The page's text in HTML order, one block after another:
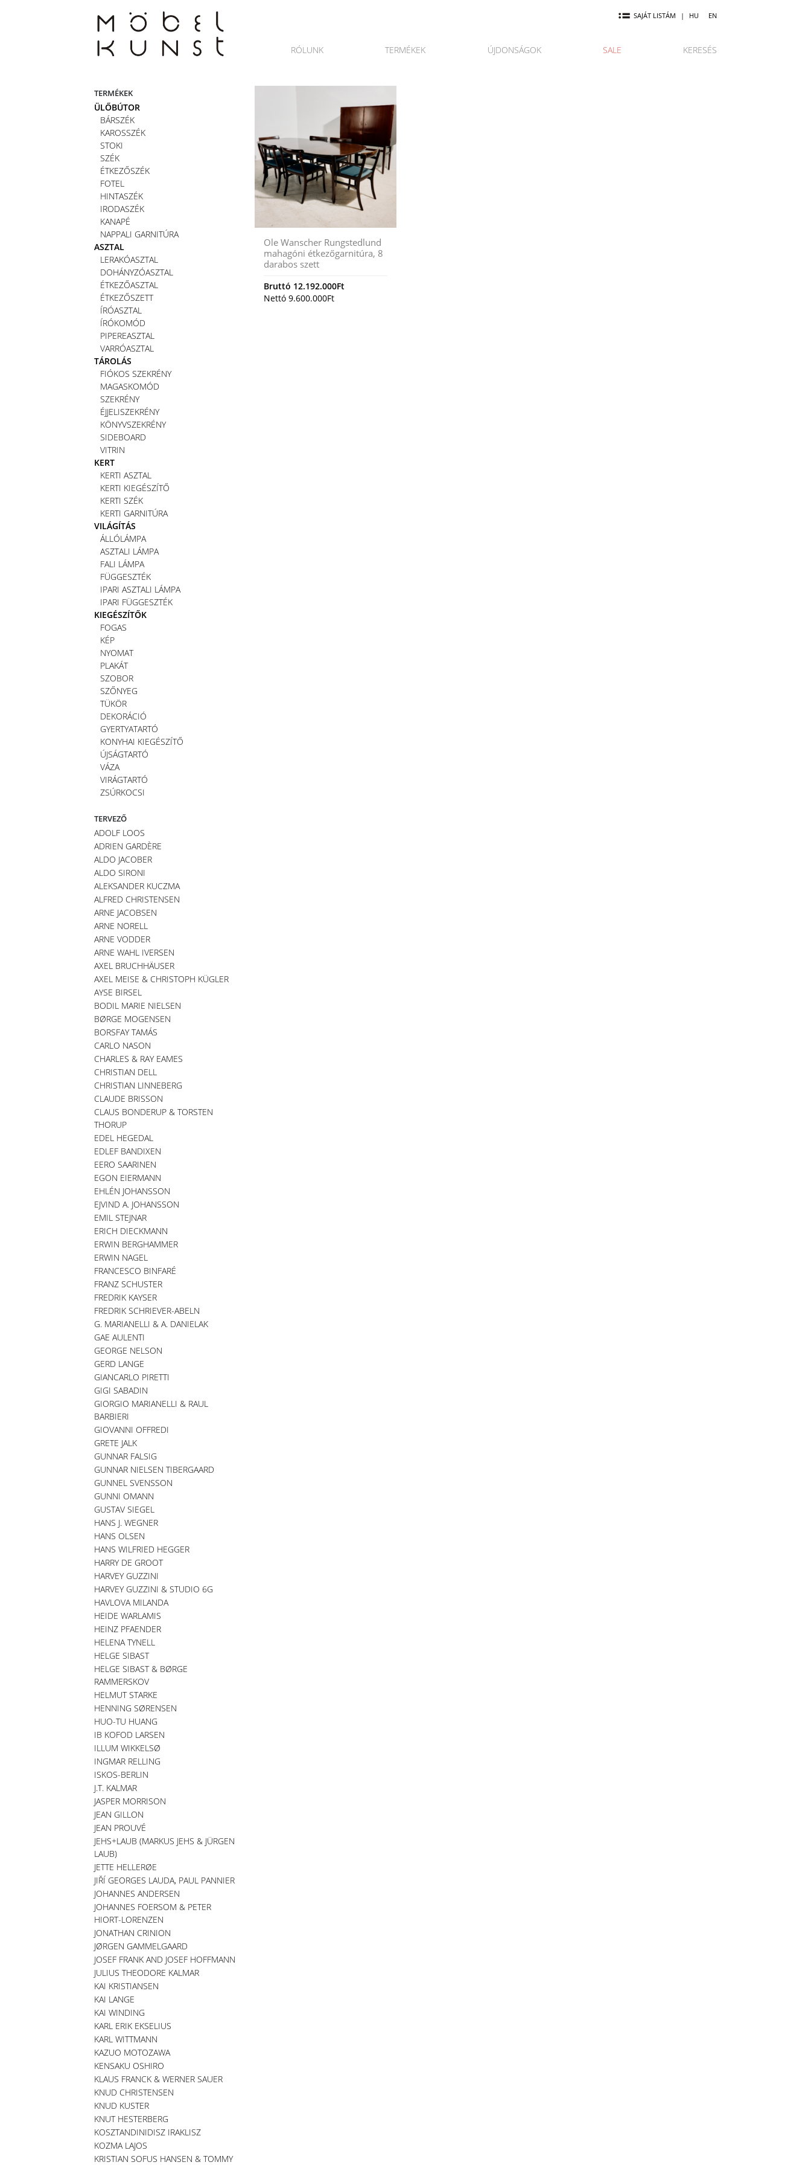
SAJÁT LISTÁM | HU EN
RÓLUNK TERMÉKEK ÚJDONSÁGOK SALE KERESÉS
TERMÉKEK
ÜLŐBÚTOR
BÁRSZÉK
KAROSSZÉK
STOKI
SZÉK
ÉTKEZŐSZÉK
FOTEL
HINTASZÉK
IRODASZÉK
KANAPÉ
NAPPALI GARNITÚRA
ASZTAL
LERAKÓASZTAL
DOHÁNYZÓASZTAL
ÉTKEZŐASZTAL
ÉTKEZŐSZETT
ÍRÓASZTAL
ÍRÓKOMÓD
PIPEREASZTAL
VARRÓASZTAL
TÁROLÁS
FIÓKOS SZEKRÉNY
MAGASKOMÓD
SZEKRÉNY
ÉJJELISZEKRÉNY
KÖNYVSZEKRÉNY
SIDEBOARD
VITRIN
KERT
KERTI ASZTAL
KERTI KIEGÉSZÍTŐ
KERTI SZÉK
KERTI GARNITÚRA
VILÁGÍTÁS
ÁLLÓLÁMPA
ASZTALI LÁMPA
FALI LÁMPA
FÜGGESZTÉK
IPARI ASZTALI LÁMPA
IPARI FÜGGESZTÉK
KIEGÉSZÍTŐK
FOGAS
KÉP
NYOMAT
PLAKÁT
SZOBOR
SZŐNYEG
TÜKÖR
DEKORÁCIÓ
GYERTYATARTÓ
KONYHAI KIEGÉSZÍTŐ
ÚJSÁGTARTÓ
VÁZA
VIRÁGTARTÓ
ZSÚRKOCSI
TERVEZŐ
ADOLF LOOS
ADRIEN GARDÈRE
ALDO JACOBER
ALDO SIRONI
ALEKSANDER KUCZMA
ALFRED CHRISTENSEN
ARNE JACOBSEN
ARNE NORELL
ARNE VODDER
ARNE WAHL IVERSEN
AXEL BRUCHHÄUSER
AXEL MEISE & CHRISTOPH KÜGLER
AYSE BIRSEL
BODIL MARIE NIELSEN
BØRGE MOGENSEN
BORSFAY TAMÁS
CARLO NASON
CHARLES & RAY EAMES
CHRISTIAN DELL
CHRISTIAN LINNEBERG
CLAUDE BRISSON
CLAUS BONDERUP & TORSTEN
THORUP
EDEL HEGEDAL
EDLEF BANDIXEN
EERO SAARINEN
EGON EIERMANN
EHLÉN JOHANSSON
EJVIND A. JOHANSSON
EMIL STEJNAR
ERICH DIECKMANN
ERWIN BERGHAMMER
ERWIN NAGEL
FRANCESCO BINFARÉ
FRANZ SCHUSTER
FREDRIK KAYSER
FREDRIK SCHRIEVER-ABELN
G. MARIANELLI & A. DANIELAK
GAE AULENTI
GEORGE NELSON
GERD LANGE
GIANCARLO PIRETTI
GIGI SABADIN
GIORGIO MARIANELLI & RAUL
BARBIERI
GIOVANNI OFFREDI
GRETE JALK
GUNNAR FALSIG
GUNNAR NIELSEN TIBERGAARD
GUNNEL SVENSSON
GUNNI OMANN
GUSTAV SIEGEL
HANS J. WEGNER
HANS OLSEN
HANS WILFRIED HEGGER
HARRY DE GROOT
HARVEY GUZZINI
HARVEY GUZZINI & STUDIO 6G
HAVLOVA MILANDA
HEIDE WARLAMIS
HEINZ PFAENDER
HELENA TYNELL
HELGE SIBAST
HELGE SIBAST & BØRGE
RAMMERSKOV
HELMUT STARKE
HENNING SØRENSEN
HUO-TU HUANG
IB KOFOD LARSEN
ILLUM WIKKELSØ
INGMAR RELLING
ISKOS-BERLIN
J.T. KALMAR
JASPER MORRISON
JEAN GILLON
JEAN PROUVÉ
JEHS+LAUB (MARKUS JEHS & JÜRGEN
LAUB)
JETTE HELLERØE
JIŘÍ GEORGES LAUDA, PAUL PANNIER
JOHANNES ANDERSEN
JOHANNES FOERSOM & PETER
HIORT-LORENZEN
JONATHAN CRINION
JØRGEN GAMMELGAARD
JOSEF FRANK AND JOSEF HOFFMANN
JULIUS THEODORE KALMAR
KAI KRISTIANSEN
KAI LANGE
KAI WINDING
KARL ERIK EKSELIUS
KARL WITTMANN
KAZUO MOTOZAWA
KENSAKU OSHIRO
KLAUS FRANCK & WERNER SAUER
KNUD CHRISTENSEN
KNUD KUSTER
KNUT HESTERBERG
KOSZTANDINIDISZ IRAKLISZ
KOZMA LAJOS
KRISTIAN SOFUS HANSEN & TOMMY
Ole Wanscher Rungstedlund
mahagóni étkezőgarnitúra, 8
darabos szett
Bruttó 12.192.000Ft
Nettó 9.600.000Ft